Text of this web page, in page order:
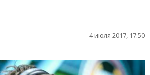
4 июля 2017, 17:50